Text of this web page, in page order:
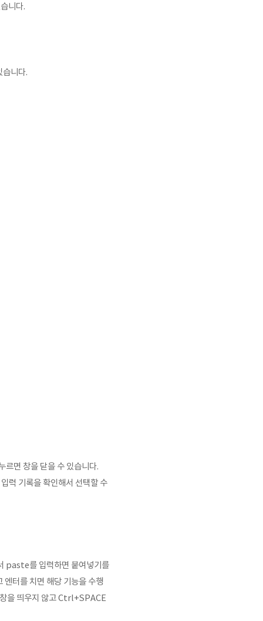
니다.
니다.
르면 창을 닫을 수 있습니다.
력 기록을 확인해서 선택할 수
paste를 입력하면 붙여넣기를
엔터를 치면 해당 기능을 수행
을 띄우지 않고Ctrl+SPACE